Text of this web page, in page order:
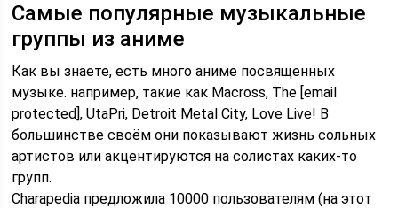
Самые популярные музыкальные
группы из аниме
Как вы знаете, есть много аниме посвященных
музыке. например, такие как Macross, The [email
protected], UtaPri, Detroit Metal City, Love Live! В
большинстве своём они показывают жизнь сольных
артистов или акцентируются на солистах каких-то
групп.
Charapedia предложила 10000 пользователям (на этот